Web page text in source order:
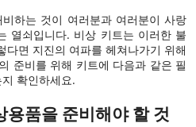
하는 것이 여러분과 여러분이 사랑
열쇠입니다. 비상 키트는 이러한 불
다면 지진의 여파를 헤쳐나가기 위해
준비를 위해 키트에 다음과 같은 필
확인하세요.
품을 준비해야 할 것